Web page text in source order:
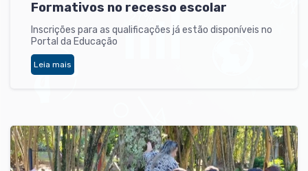
Formativos no recesso escolar
Inscrições para as qualificações já estão disponíveis no
Portal da Educação
Leia mais